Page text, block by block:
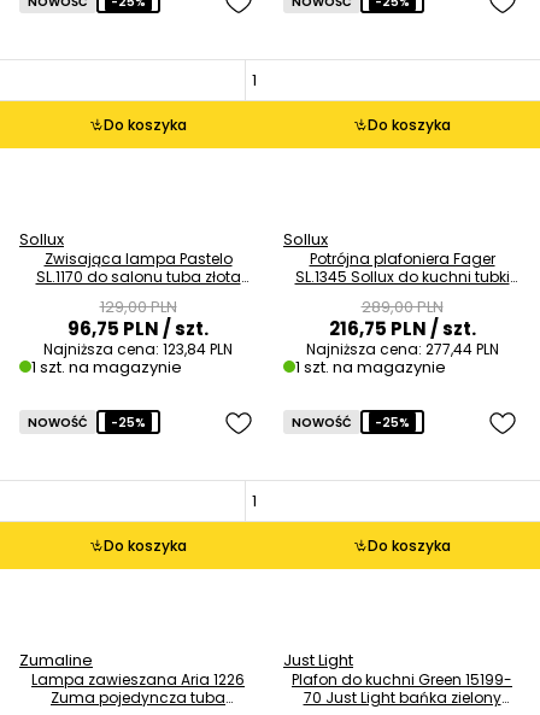
Do koszyka
Sollux
Zwisająca lampa Pastelo
SL.1170 do salonu tuba złota
129,00 PLN
96,75 PLN/ szt.
Najniższa cena: 123,84 PLN
1 szt. na magazynie
Do koszyka
Sollux
Potrójna plafoniera Fager
SL.1345 Sollux do kuchni tubki
289,00 PLN
216,75 PLN/ szt.
Najniższa cena: 277,44 PLN
1 szt. na magazynie
Do koszyka
NOWOŚĆ -25%
Zumaline
Lampa zawieszana Aria 1226
Zuma pojedyncza tuba
Do koszyka
NOWOŚĆ -25%
Just Light
Plafon do kuchni Green 15199-
70 Just Light bańka zielony